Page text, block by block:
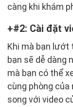
càng khi khám
#2: Cài đặt
Khi mà bạn lướt
bạn sẽ dễ dàng
mà bạn có thể
cùng phòng
song với video